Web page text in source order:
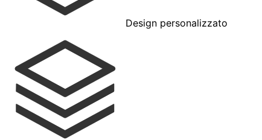
Design personalizzato